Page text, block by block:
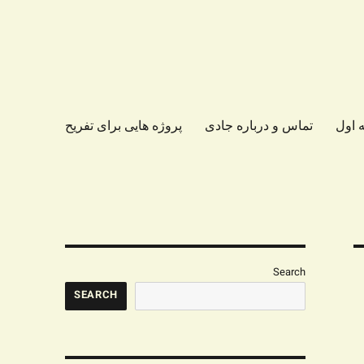
اول تماس و درباره جادی پروژه هایی برای تفریح
Search
SEARCH